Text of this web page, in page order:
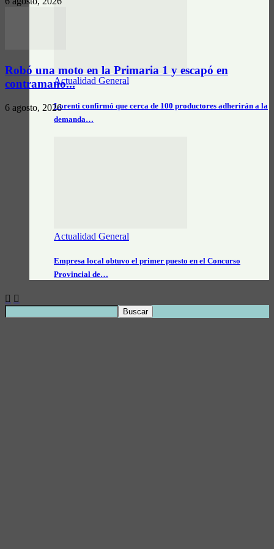
Actualidad General
Lorenti confirmó que cerca de 100 productores adherirán a la
demanda…
Actualidad General
Empresa local obtuvo el primer puesto en el Concurso
Provincial de…
Robó una moto en la Primaria 1 y escapó en
contramano...
6 agosto, 2026